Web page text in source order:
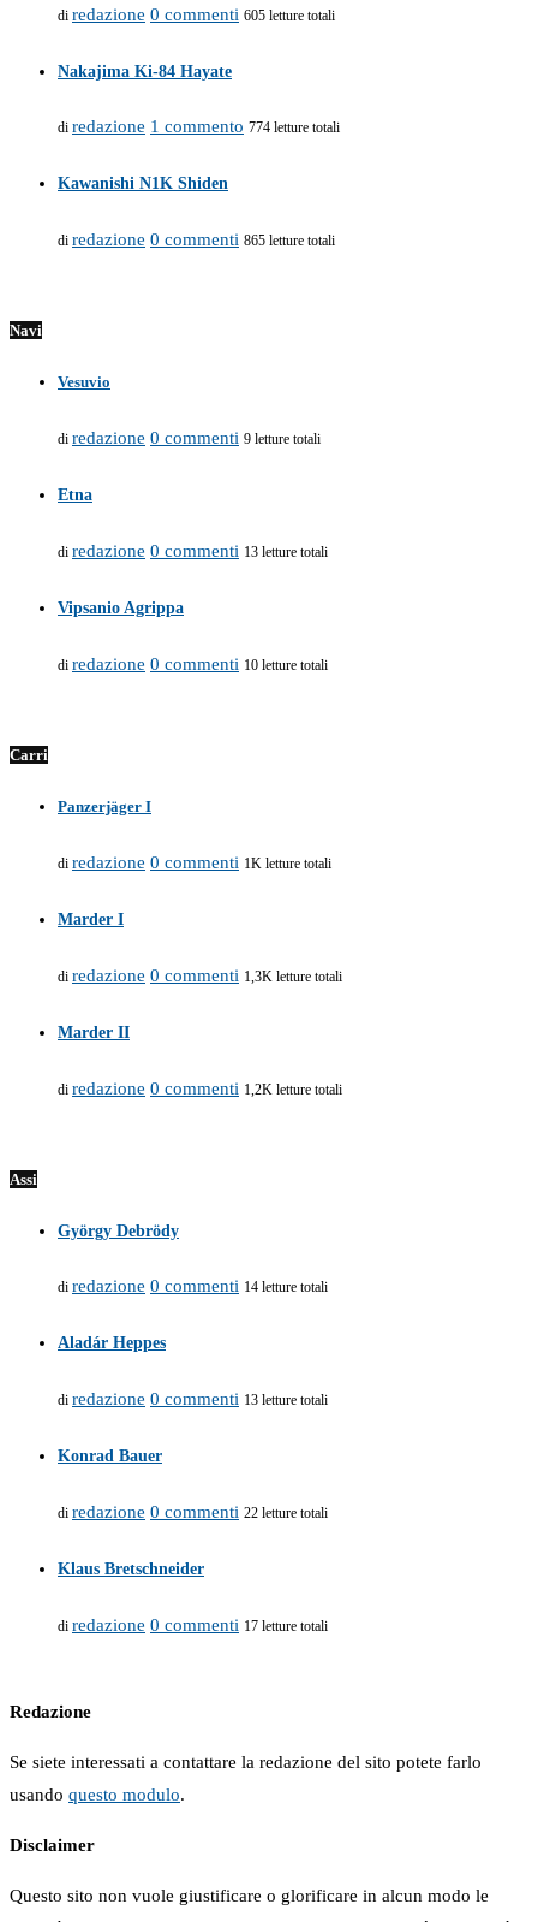
di redazione 0 commenti 605 letture totali
Nakajima Ki-84 Hayate
di redazione 1 commento 774 letture totali
Kawanishi N1K Shiden
di redazione 0 commenti 865 letture totali
Navi
Vesuvio
di redazione 0 commenti 9 letture totali
Etna
di redazione 0 commenti 13 letture totali
Vipsanio Agrippa
di redazione 0 commenti 10 letture totali
Carri
Panzerjäger I
di redazione 0 commenti 1K letture totali
Marder I
di redazione 0 commenti 1,3K letture totali
Marder II
di redazione 0 commenti 1,2K letture totali
Assi
György Debrödy
di redazione 0 commenti 14 letture totali
Aladár Heppes
di redazione 0 commenti 13 letture totali
Konrad Bauer
di redazione 0 commenti 22 letture totali
Klaus Bretschneider
di redazione 0 commenti 17 letture totali
Redazione
Se siete interessati a contattare la redazione del sito potete farlo
usando questo modulo.
Disclaimer
Questo sito non vuole giustificare o glorificare in alcun modo le